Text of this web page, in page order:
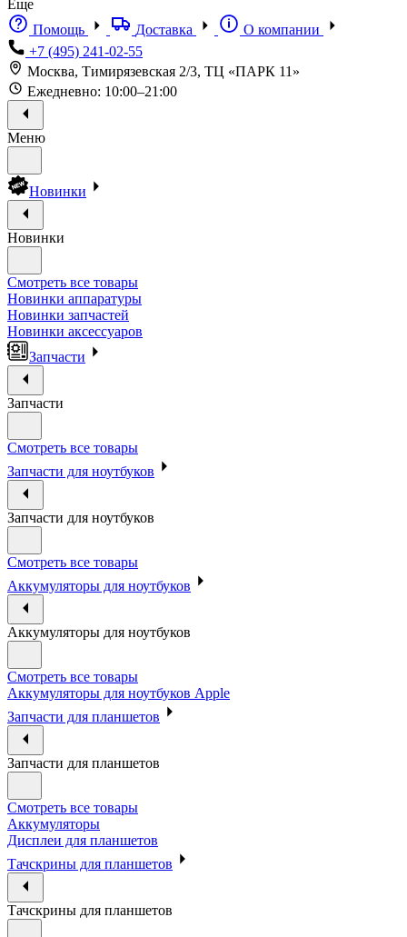
Еще
Помощь
Доставка
О компании
+7 (495) 241-02-55
Москва, Тимирязевская 2/3, ТЦ «ПАРК 11»
Ежедневно: 10:00–21:00
Меню
Новинки
Новинки
Смотреть все товары
Новинки аппаратуры
Новинки запчастей
Новинки аксессуаров
Запчасти
Запчасти
Смотреть все товары
Запчасти для ноутбуков
Запчасти для ноутбуков
Смотреть все товары
Аккумуляторы для ноутбуков
Аккумуляторы для ноутбуков
Смотреть все товары
Аккумуляторы для ноутбуков Apple
Запчасти для планшетов
Запчасти для планшетов
Смотреть все товары
Аккумуляторы
Дисплеи для планшетов
Тачскрины для планшетов
Тачскрины для планшетов